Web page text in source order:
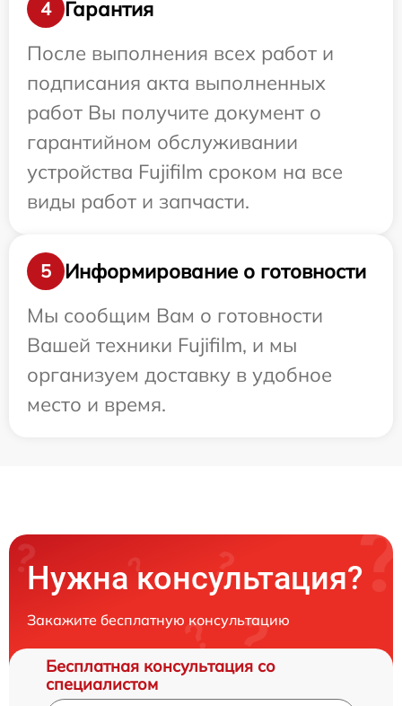
4
Гарантия
После выполнения всех работ и
подписания акта выполненных
работ Вы получите документ о
гарантийном обслуживании
устройства Fujifilm сроком на все
виды работ и запчасти.
5
Информирование о готовности
Мы сообщим Вам о готовности
Вашей техники Fujifilm, и мы
организуем доставку в удобное
место и время.
Нужна консультация?
Закажите бесплатную консультацию
Бесплатная консультация со
специалистом